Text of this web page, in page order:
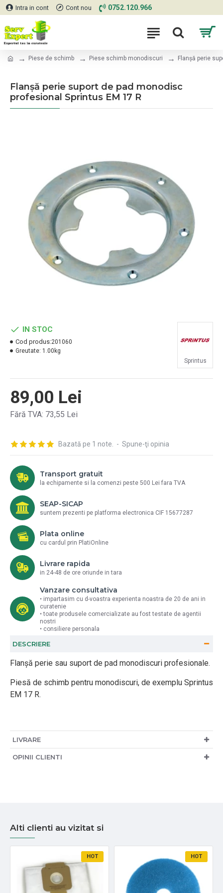
Intra in cont Cont nou 0752.120.966
Piese de schimb Piese schimb monodiscuri Flanșă perie
Flanșă perie suport de pad monodisc
profesional Sprintus EM 17 R
Bazată pe 1 note. - Spune-ţi opinia
89,00 Lei
Fără TVA: 73,55 Lei
IN STOC
Cod produs:201060
Greutate: 1.00kg
Sprintus
Transport gratuit
la echipamente si la comenzi peste 500 Lei fara TVA
SEAP-SICAP
suntem prezenti pe platforma electronica CIF 15677287
Plata online
cu cardul prin PlatiOnline
Livrare rapida
in 24-48 de ore oriunde in tara
Vanzare consultativa
• impartasim cu d-voastra experienta noastra de 20 de ani in
curatenie
• toate produsele comercializate au fost testate de agentii
nostri
• consiliere personala
DESCRIERE
Flanșă perie sau suport de pad monodiscuri profesionale.
Piesă de schimb pentru monodiscuri, de exemplu Sprintus
EM 17 R.
LIVRARE
OPINII CLIENTI
Alti clienti au vizitat si
HOT HOT